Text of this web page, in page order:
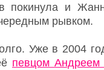
покинула и
рывком.
Уже в 2004
певцом Андреем